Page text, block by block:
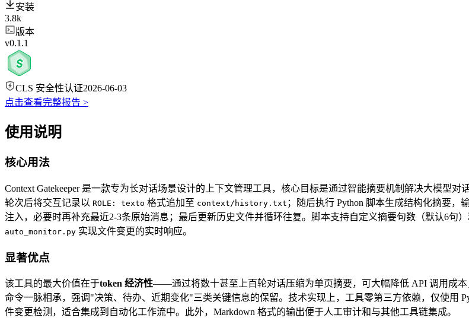
安装
3.8k
版本
v0.1.1
CLS 安全性认证2026-06-03
点击查看完整报告 >
使用说明
核心用法
Context Gatekeeper 是一款专为长对话场景设计的上下文管理工具，核心目标是通过智能摘要机制解决大模型
轮次后将交互记录以 ROLE: texto 格式追加至 context/history.txt ；随后执行 Python 脚本生成结构化摘要，
注入，必要时再补充最近2-3条原始消息；最后更新历史文件并循环往复。脚本支持自定义摘要句数（默认6句
auto_monitor.py 实现文件变更的实时响应。
显著优点
该工具的最大价值在于token 经济性——通过将数十甚至上百轮对话压缩为单页摘要，可大幅降低 API 调用成
命令一脉相承，强调"决策、待办、近期变化"三类关键信息的保留。技术实现上，工具零第三方依赖，仅使用
件变更检测，适合集成到自动化工作流中。此外，Markdown 格式的输出便于人工审计和与其他工具链集成。